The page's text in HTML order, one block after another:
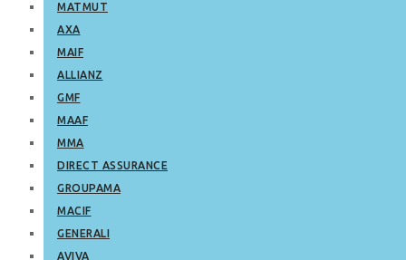
MATMUT
AXA
MAIF
ALLIANZ
GMF
MAAF
MMA
DIRECT ASSURANCE
GROUPAMA
MACIF
GENERALI
AVIVA